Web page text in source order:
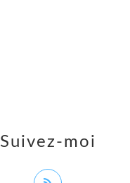
Suivez-moi